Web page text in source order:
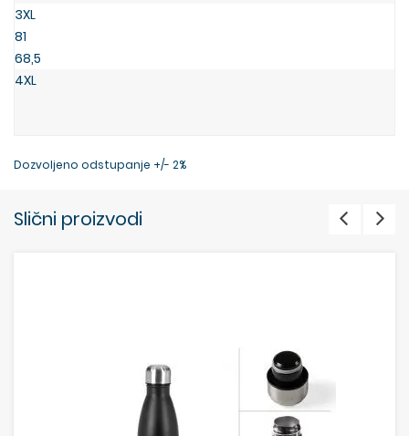
3XL
81
68,5
4XL
Dozvoljeno odstupanje +/- 2%
Slični proizvodi